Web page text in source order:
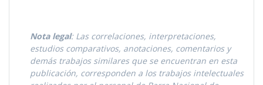
Nota legal: Las correlaciones, interpretaciones,
estudios comparativos, anotaciones, comentarios y
demás trabajos similares que se encuentran en esta
publicación, corresponden a los trabajos intelectuales